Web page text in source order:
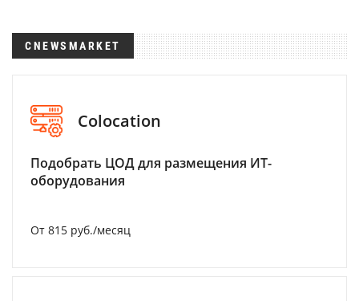
CNEWSMARKET
Colocation
Подобрать ЦОД для размещения ИТ-
оборудования
От 815 руб./месяц